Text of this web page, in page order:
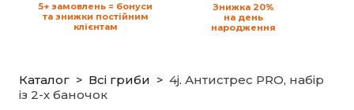
5+ замовлень = бонуси
та знижки постійним
клієнтам
Знижка 20%
на день
народження
Каталог Всі гриби
4j. Антистрес PRO, набір
із 2-х баночок